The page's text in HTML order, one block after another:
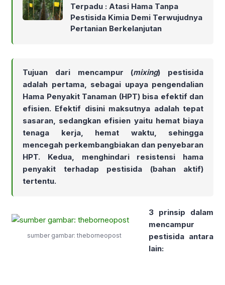
Terpadu : Atasi Hama Tanpa
Pestisida Kimia Demi Terwujudnya
Pertanian Berkelanjutan
Tujuan dari mencampur (mixing) pestisida
adalah pertama, sebagai upaya pengendalian
Hama Penyakit Tanaman (HPT) bisa efektif dan
efisien. Efektif disini maksutnya adalah tepat
sasaran, sedangkan efisien yaitu hemat biaya
tenaga kerja, hemat waktu, sehingga
mencegah perkembangbiakan dan penyebaran
HPT. Kedua, menghindari resistensi hama
penyakit terhadap pestisida (bahan aktif)
tertentu.
sumber gambar: theborneopost
3 prinsip dalam
mencampur
pestisida antara
lain: